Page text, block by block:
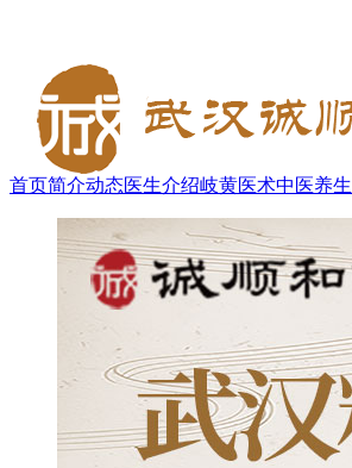
首页简介动态医生介绍岐黄医术中医养生